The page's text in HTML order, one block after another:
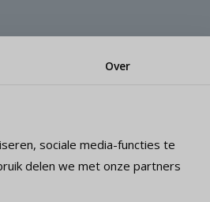
die liet zien hoe zijn robothond
angst of afkeer voor 'echte honden'
HAMti, van den Pol
Over
sociale media-functies te
delen we met onze partners